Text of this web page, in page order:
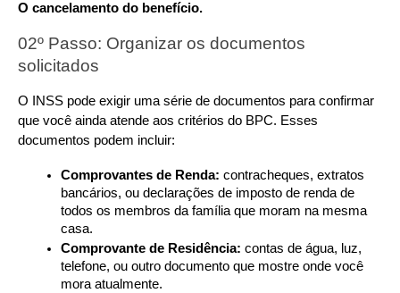
O cancelamento do benefício.
02º Passo: Organizar os documentos
solicitados
O INSS pode exigir uma série de documentos para confirmar
que você ainda atende aos critérios do BPC. Esses
documentos podem incluir:
Comprovantes de Renda: contracheques, extratos
bancários, ou declarações de imposto de renda de
todos os membros da família que moram na mesma
casa.
Comprovante de Residência: contas de água, luz,
telefone, ou outro documento que mostre onde você
mora atualmente.